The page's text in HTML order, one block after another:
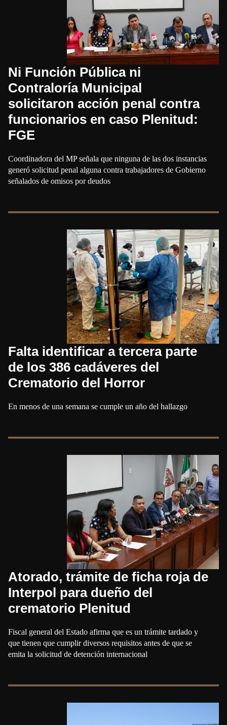
Ni Función Pública ni
Contraloría Municipal
solicitaron acción penal contra
funcionarios en caso Plenitud:
FGE
Coordinadora del MP señala que ninguna de las dos instancias
generó solicitud penal alguna contra trabajadores de Gobierno
señalados de omisos por deudos
Falta identificar a tercera parte
de los 386 cadáveres del
Crematorio del Horror
En menos de una semana se cumple un año del hallazgo
Atorado, trámite de ficha roja de
Interpol para dueño del
crematorio Plenitud
Fiscal general del Estado afirma que es un trámite tardado y
que tienen que cumplir diversos requisitos antes de que se
emita la solicitud de detención internacional